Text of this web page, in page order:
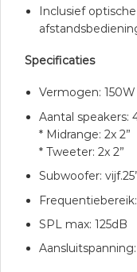
Inclusief
Specificaties
Vermogen: 150W
Aantal speakers:
* Midrange: 2x 2”
* Tweeter: 2x 2”
Subwoofer:
SPL max: 125dB